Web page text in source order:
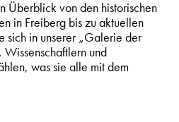
Überblick von den historischen
in Freiberg bis zu aktuellen
sich in unserer „Galerie der
Wissenschaftlern und
was sie alle mit dem